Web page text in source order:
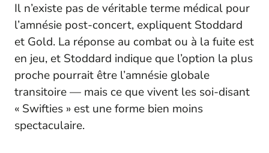
Il n’existe pas de véritable terme médical pour
l’amnésie post-concert, expliquent Stoddard
et Gold. La réponse au combat ou à la fuite est
en jeu, et Stoddard indique que l’option la plus
proche pourrait être l’amnésie globale
transitoire — mais ce que vivent les soi-disant
« Swifties » est une forme bien moins
spectaculaire.